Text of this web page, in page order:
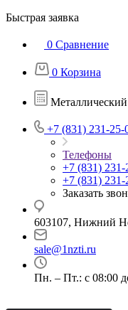
Быстрая заявка
0 Сравнение
0 Корзина
Металлический
+7 (831) 231-25-
Телефоны
+7 (831) 231-
+7 (831) 231-
Заказать
603107, Нижний
sale@1nzti.ru
Пн. – Пт.: с 08:00